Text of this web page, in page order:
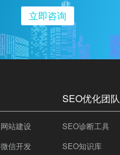
立即咨询
网站建设
微信开发
SEO优化团队
SEO诊断工具
SEO知识库